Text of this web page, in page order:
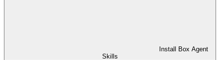
Install Box Agent
Skills